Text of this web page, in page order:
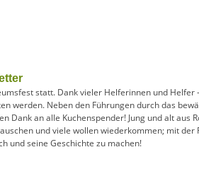
statt. Dank vieler Helferinnen und
werden. Neben den Führungen durch das
Dank an alle Kuchenspender! Jung und alt
und viele wollen wiederkommen; mit
und seine Geschichte zu machen!